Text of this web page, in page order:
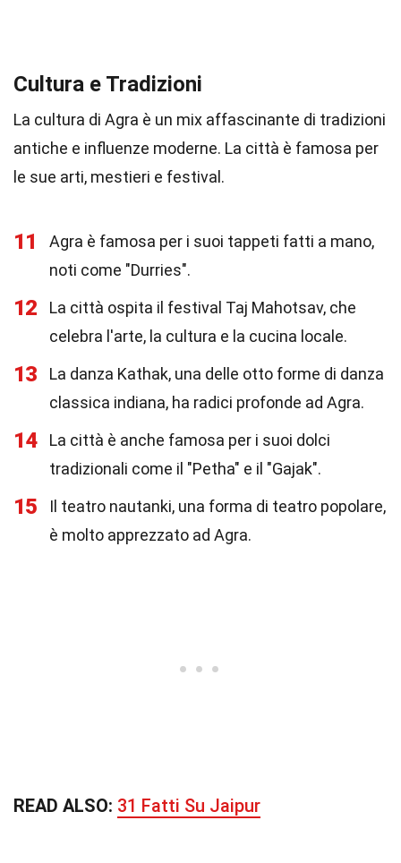
Cultura e Tradizioni
La cultura di Agra è un mix affascinante di tradizioni
antiche e influenze moderne. La città è famosa per
le sue arti, mestieri e festival.
11
Agra è famosa per i suoi tappeti fatti a mano,
noti come "Durries".
12
La città ospita il festival Taj Mahotsav, che
celebra l'arte, la cultura e la cucina locale.
13
La danza Kathak, una delle otto forme di danza
classica indiana, ha radici profonde ad Agra.
14
La città è anche famosa per i suoi dolci
tradizionali come il "Petha" e il "Gajak".
15
Il teatro nautanki, una forma di teatro popolare,
è molto apprezzato ad Agra.
READ ALSO: 31 Fatti Su Jaipur